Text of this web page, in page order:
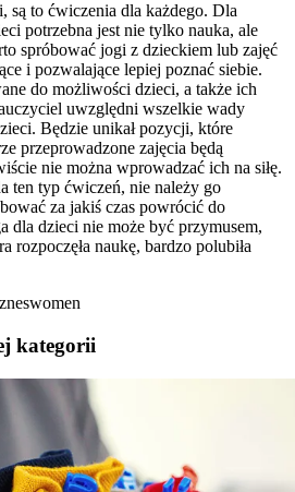
są to ćwiczenia dla każdego. Dla
potrzebna jest nie tylko nauka, ale
spróbować jogi z dzieckiem lub zajęć
i pozwalające lepiej poznać siebie.
do możliwości dzieci, a także ich
uwzględni wszelkie wady
Będzie unikał pozycji, które
przeprowadzone zajęcia będą
nie można wprowadzać ich na siłę.
ten typ ćwiczeń, nie należy go
za jakiś czas powrócić do
dla dzieci nie może być przymusem,
rozpoczęła naukę, bardzo polubiła
kategorii